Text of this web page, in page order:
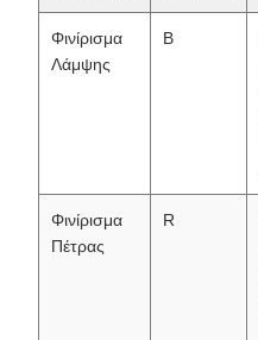
Φινίρισμα
Λάμψης
B
Φινίρισμα
Πέτρας
R